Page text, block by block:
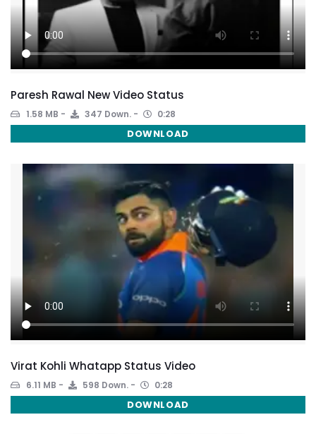
Paresh Rawal New Video Status
1.58 MB 347 Down. 0:28
DOWNLOAD
Virat Kohli Whatapp Status Video
6.11 MB 598 Down. 0:28
DOWNLOAD